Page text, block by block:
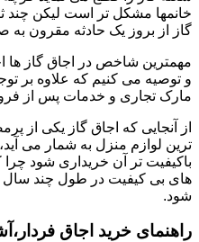
خانمها مشکل تر است لیکن چند
گاز از بروز یک حادثه مقرون
مهمترین شاخص در اجاق گاز ها
و توصیه می کنیم که علاوه بر
مارک تجاری و خدمات پس از
از آنجایی که اجاق گاز یکی از
ترین لوازم منزل به شمار می
باکیفیت تر آن خریداری شود چرا
های بی کیفیت در طول چند سال
شود.
راهنمای خرید اجاق